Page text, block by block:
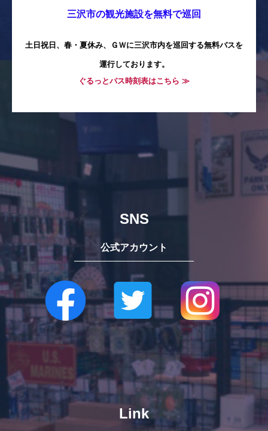
三沢市の観光施設を無料で巡回
土日祝日、春・夏休み、ＧＷに三沢市内を巡回する無料バスを
運行しております。
ぐるっとバス時刻表はこちら ≫
SNS
公式アカウント
Link